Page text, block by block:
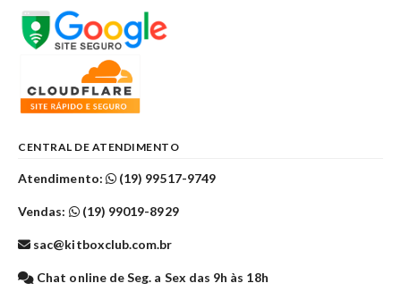
CENTRAL DE ATENDIMENTO
Atendimento: (19) 99517-9749
Vendas: (19) 99019-8929
sac@kitboxclub.com.br
Chat online de Seg. a Sex das 9h às 18h